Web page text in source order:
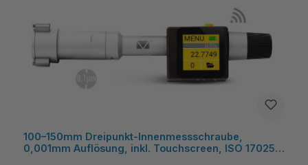
100–150mm Dreipunkt-Innenmessschraube,
0,001mm Auflösung, inkl. Touchscreen, ISO 17025